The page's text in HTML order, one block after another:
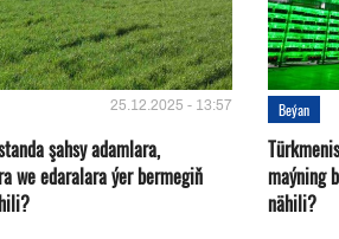
25.12.2025 - 13:57
şahsy adamlara,
we edaralara ýer bermegiň
Beýan
maýning
nähili?